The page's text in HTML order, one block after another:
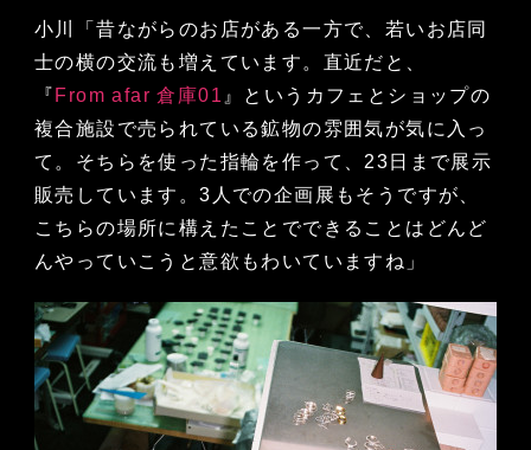
小川「昔ながらのお店がある一方で、若いお店同
士の横の交流も増えています。直近だと、
『 From afar 倉庫01 』というカフェとショップの
複合施設で売られている鉱物の雰囲気が気に入っ
て。そちらを使った指輪を作って、23日まで展示
販売しています。3人での企画展もそうですが、
こちらの場所に構えたことでできることはどんど
んやっていこうと意欲もわいていますね」